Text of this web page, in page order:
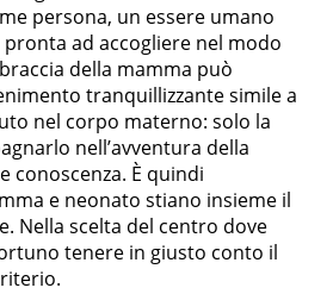
persona, un essere umano
ad accogliere nel modo
della mamma può
tranquillizzante simile a
nel corpo materno: solo la
nell’avventura della
conoscenza. È quindi
e neonato stiano insieme il
Nella scelta del centro dove
tenere in giusto conto il